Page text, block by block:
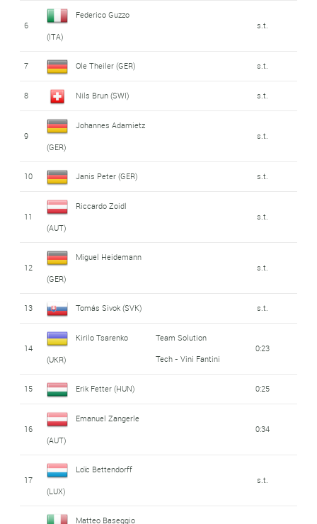
6
Federico Guzzo
(ITA)
s.t.
7 Ole Theiler (GER) s.t.
8 Nils Brun (SWI) s.t.
9
Johannes Adamietz
(GER)
s.t.
10 Janis Peter (GER) s.t.
11
Riccardo Zoidl
(AUT)
s.t.
12
Miguel Heidemann
(GER)
s.t.
13 Tomás Sivok (SVK) s.t.
14
Kirilo Tsarenko
(UKR)
Team Solution
Tech - Vini Fantini
0:23
15 Erik Fetter (HUN) 0:25
16
Emanuel Zangerle
(AUT)
0:34
17
Loïc Bettendorff
(LUX)
s.t.
Matteo Baseggio